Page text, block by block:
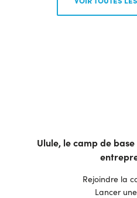
Ulule, le camp de
Rejoindre la
Lancer